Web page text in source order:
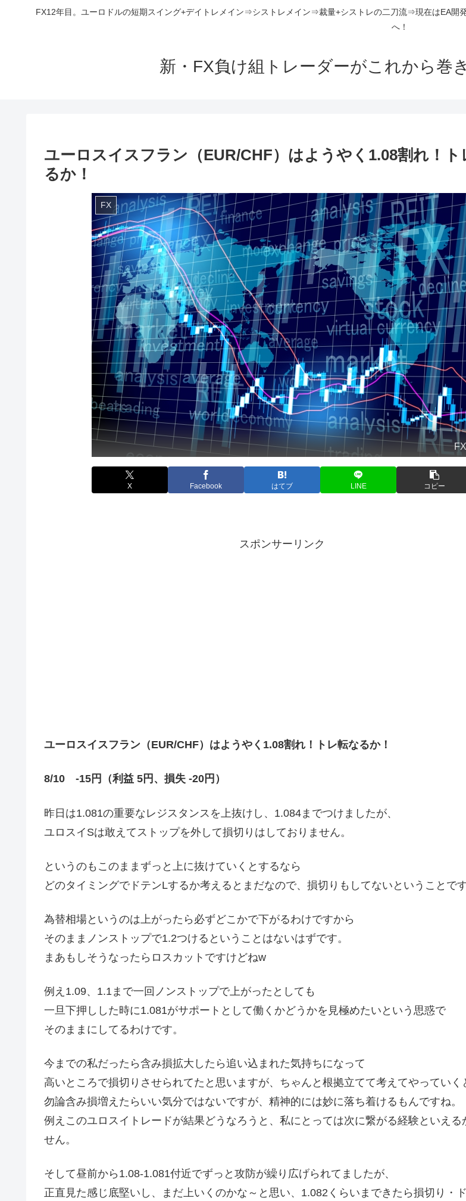
FX12年目。ユーロドルの短期スイング+デイトレメイン⇒シストレメイン⇒裁量+シストレの二刀流⇒現在はEA
へ！
新・FX負け組トレーダーがこれから巻
ユーロスイスフラン（EUR/CHF）はようやく1.08割れ！ト
るか！
FX
X Facebook はてブ LINE コピー
スポンサーリンク
ユーロスイスフラン（EUR/CHF）はようやく1.08割れ！トレ転なるか！
8/10 -15円（利益 5円、損失 -20円）
昨日は1.081の重要なレジスタンスを上抜けし、1.084までつけましたが、
ユロスイSは敢えてストップを外して損切りはしておりません。
というのもこのままずっと上に抜けていくとするなら
どのタイミングでドテンLするか考えるとまだなので、損切りもしてないということです
為替相場というのは上がったら必ずどこかで下がるわけですから
そのままノンストップで1.2つけるということはないはずです。
まあもしそうなったらロスカットですけどねw
例え1.09、1.1まで一回ノンストップで上がったとしても
一旦下押しした時に1.081がサポートとして働くかどうかを見極めたいという思惑で
そのままにしてるわけです。
今までの私だったら含み損拡大したら追い込まれた気持ちになって
高いところで損切りさせられてたと思いますが、ちゃんと根拠立てて考えてやっていく
勿論含み損増えたらいい気分ではないですが、精神的には妙に落ち着けるもんですね。
例えこのユロスイトレードが結果どうなろうと、私にとっては次に繋がる経験といえる
せん。
そして昼前から1.08-1.081付近でずっと攻防が繰り広げられてましたが、
正直見た感じ底堅いし、まだ上いくのかな～と思い、1.082くらいまできたら損切り・